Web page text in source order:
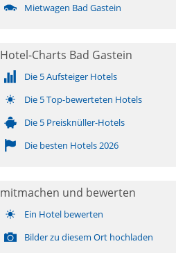
Mietwagen Bad Gastein
Hotel-Charts Bad Gastein
Die 5 Aufsteiger Hotels
Die 5 Top-bewerteten Hotels
Die 5 Preisknüller-Hotels
Die besten Hotels 2026
mitmachen und bewerten
Ein Hotel bewerten
Bilder zu diesem Ort hochladen